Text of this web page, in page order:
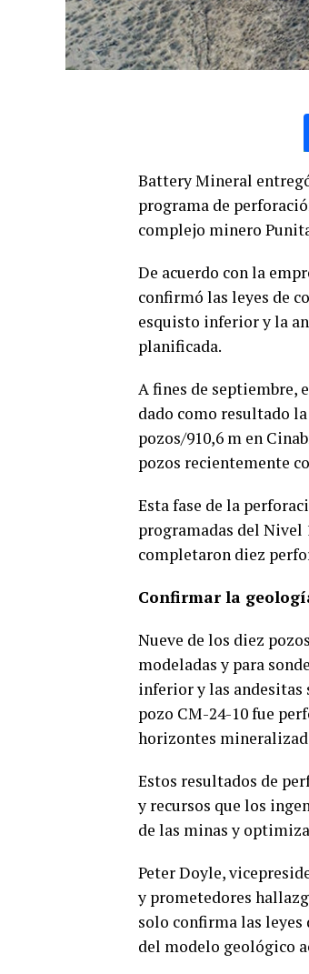
Battery Mineral
programa de
complejo minero
De acuerdo con la
confirmó las leyes de
esquisto inferior y la
planificada.
A fines de septiembre,
dado como resultado
pozos/910,6 m en
pozos recientemente
Esta fase de la
programadas del Nivel
completaron diez
Confirmar la
Nueve de los diez
modeladas y para
inferior y las andesitas
pozo CM-24-10 fue
horizontes
Estos resultados de
y recursos que los
de las minas y
Peter Doyle,
y prometedores
solo confirma las
del modelo geológico